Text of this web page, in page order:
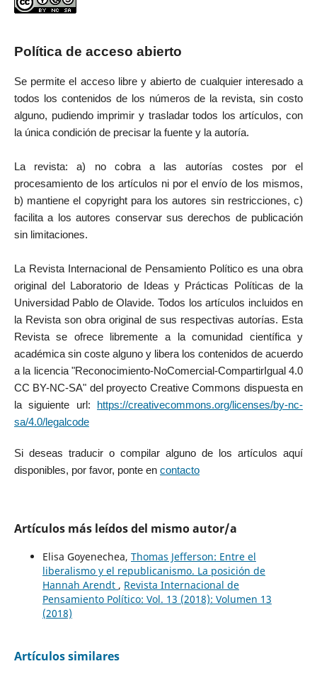
Política de acceso abierto
Se permite el acceso libre y abierto de cualquier interesado a
todos los contenidos de los números de la revista, sin costo
alguno, pudiendo imprimir y trasladar todos los artículos, con
la única condición de precisar la fuente y la autoría.
La revista: a) no cobra a las autorías costes por el
procesamiento de los artículos ni por el envío de los mismos,
b) mantiene el copyright para los autores sin restricciones, c)
facilita a los autores conservar sus derechos de publicación
sin limitaciones.
La Revista Internacional de Pensamiento Político es una obra
original del Laboratorio de Ideas y Prácticas Políticas de la
Universidad Pablo de Olavide. Todos los artículos incluidos en
la Revista son obra original de sus respectivas autorías. Esta
Revista se ofrece libremente a la comunidad científica y
académica sin coste alguno y libera los contenidos de acuerdo
a la licencia "Reconocimiento-NoComercial-CompartirIgual 4.0
CC BY-NC-SA" del proyecto Creative Commons dispuesta en
la siguiente url:
https://creativecommons.org/licenses/by-nc-
sa/4.0/legalcode
Si deseas traducir o compilar alguno de los artículos aquí
disponibles, por favor, ponte en contacto
Artículos más leídos del mismo autor/a
Elisa Goyenechea, Thomas Jefferson: Entre el
liberalismo y el republicanismo. La posición de
Hannah Arendt , Revista Internacional de
Pensamiento Político: Vol. 13 (2018): Volumen 13
(2018)
Artículos similares